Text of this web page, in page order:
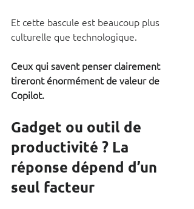
Et cette bascule est beaucoup plus
culturelle que technologique.
Ceux qui savent penser clairement
tireront énormément de valeur de
Copilot.
Gadget ou outil de
productivité ? La
réponse dépend d’un
seul facteur